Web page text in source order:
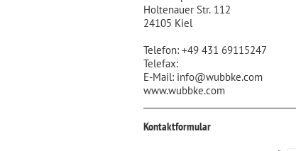
Holtenauer Str. 112
24105 Kiel
Telefon: +49 431 69115247
Telefax:
E-Mail: info@wubbke.com
www.wubbke.com
Kontaktformular